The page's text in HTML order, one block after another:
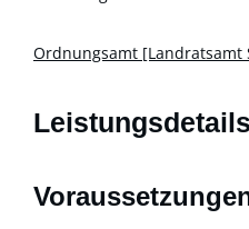
Ordnungsamt [Landratsamt
Leistungsdetails